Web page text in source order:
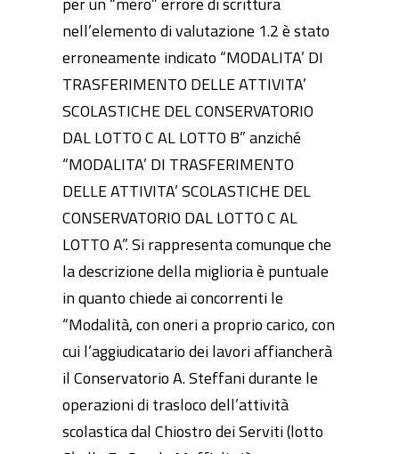
nell’elemento di valutazione 1.2 è stato
erroneamente indicato “MODALITA’ DI
TRASFERIMENTO DELLE ATTIVITA’
SCOLASTICHE DEL CONSERVATORIO
DAL LOTTO C AL LOTTO B” anziché
“MODALITA’ DI TRASFERIMENTO
DELLE ATTIVITA’ SCOLASTICHE DEL
CONSERVATORIO DAL LOTTO C AL
LOTTO A”. Si rappresenta comunque che
la descrizione della miglioria è puntuale
in quanto chiede ai concorrenti le
“Modalità, con oneri a proprio carico, con
cui l’aggiudicatario dei lavori affiancherà
il Conservatorio A. Steffani durante le
operazioni di trasloco dell’attività
scolastica dal Chiostro dei Serviti (lotto